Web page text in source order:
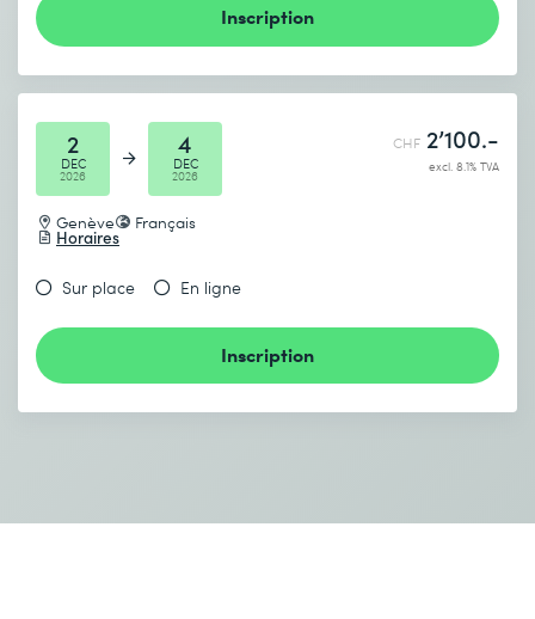
Inscription
2
DEC
2026
4
DEC
2026
Genève Français
Horaires
CHF 2’100.-
excl. 8.1% TVA
Sur place En ligne
Inscription